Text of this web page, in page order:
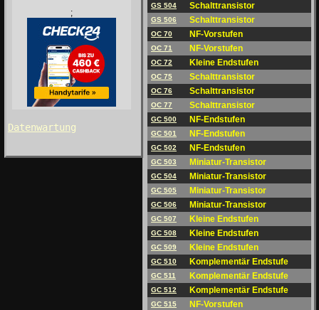
;
Datenwartung
GS 504 Schalttransistor
GS 506 Schalttransistor
OC 70 NF-Vorstufen
OC 71 NF-Vorstufen
OC 72 Kleine Endstufen
OC 75 Schalttransistor
OC 76 Schalttransistor
OC 77 Schalttransistor
GC 500 NF-Endstufen
GC 501 NF-Endstufen
GC 502 NF-Endstufen
GC 503 Miniatur-Transistor
GC 504 Miniatur-Transistor
GC 505 Miniatur-Transistor
GC 506 Miniatur-Transistor
GC 507 Kleine Endstufen
GC 508 Kleine Endstufen
GC 509 Kleine Endstufen
GC 510 Komplementär Endstufe
GC 511 Komplementär Endstufe
GC 512 Komplementär Endstufe
GC 515 NF-Vorstufen